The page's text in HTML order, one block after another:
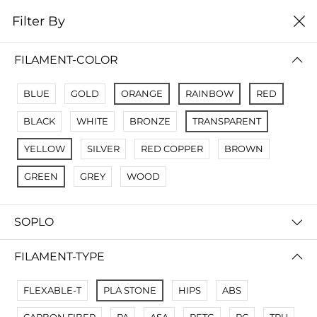
0
цена от низкой к
No Results
Not Found Filters1
Not Found Filters2
Filter By
FILAMENT-COLOR
BLUE GOLD ORANGE RAINBOW RED
BLACK WHITE BRONZE TRANSPARENT
YELLOW SILVER RED COPPER BROWN
GREEN GREY WOOD
SOPLO
FILAMENT-TYPE
FLEXABLE-T PLA STONE HIPS ABS